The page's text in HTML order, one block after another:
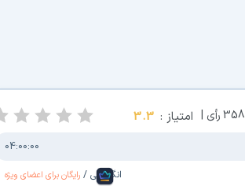
رأی | امتیاز : 3.3
04:00:00
انگلیسی / رایگان برای اعضای ویژه